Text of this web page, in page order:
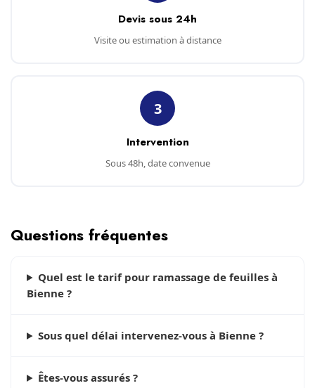
Devis sous 24h
Visite ou estimation à distance
3
Intervention
Sous 48h, date convenue
Questions fréquentes
Quel est le tarif pour ramassage de feuilles à
Bienne ?
Sous quel délai intervenez-vous à Bienne ?
Êtes-vous assurés ?